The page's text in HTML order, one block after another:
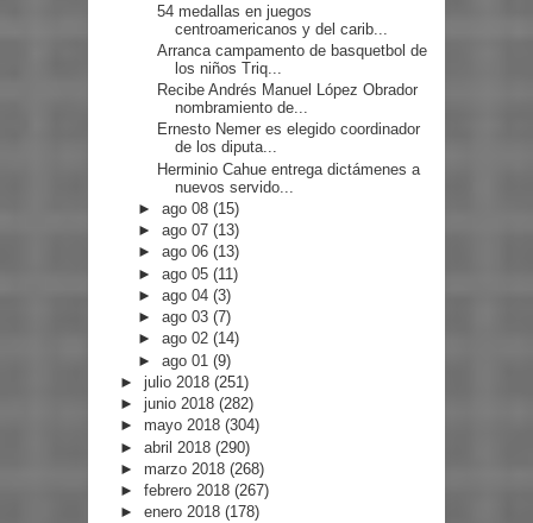
54 medallas en juegos
centroamericanos y del carib...
Arranca campamento de basquetbol de
los niños Triq...
Recibe Andrés Manuel López Obrador
nombramiento de...
Ernesto Nemer es elegido coordinador
de los diputa...
Herminio Cahue entrega dictámenes a
nuevos servido...
►ago 08(15)
►ago 07(13)
►ago 06(13)
►ago 05(11)
►ago 04(3)
►ago 03(7)
►ago 02(14)
►ago 01(9)
► julio 2018 (251)
► junio 2018 (282)
► mayo 2018 (304)
► abril 2018 (290)
► marzo 2018 (268)
► febrero 2018 (267)
► enero 2018 (178)